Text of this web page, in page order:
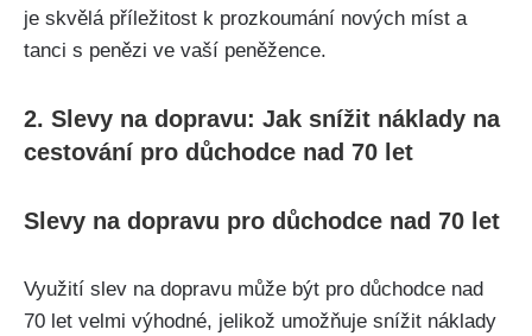
je skvělá příležitost k prozkoumání nových míst a
tanci s penězi ve vaší peněžence.
2. Slevy na dopravu: Jak snížit náklady na
cestování pro důchodce nad 70 let
Slevy na dopravu pro důchodce nad 70 let
Využití slev na dopravu může být pro důchodce nad
70 let velmi výhodné, jelikož umožňuje snížit náklady